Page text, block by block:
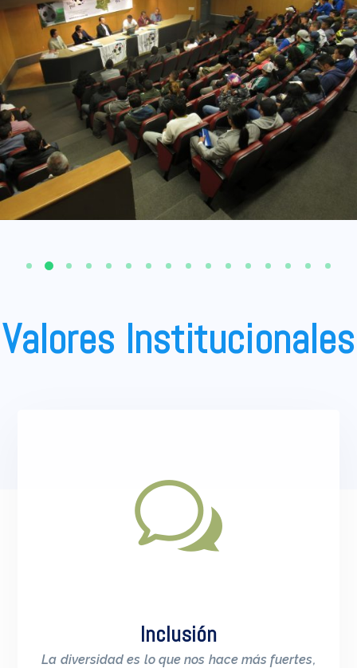
Valores Institucionales
Inclusión
La diversidad es lo que nos hace más fuertes,